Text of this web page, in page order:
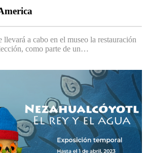
a cabo en el museo la restauración
como parte de un…